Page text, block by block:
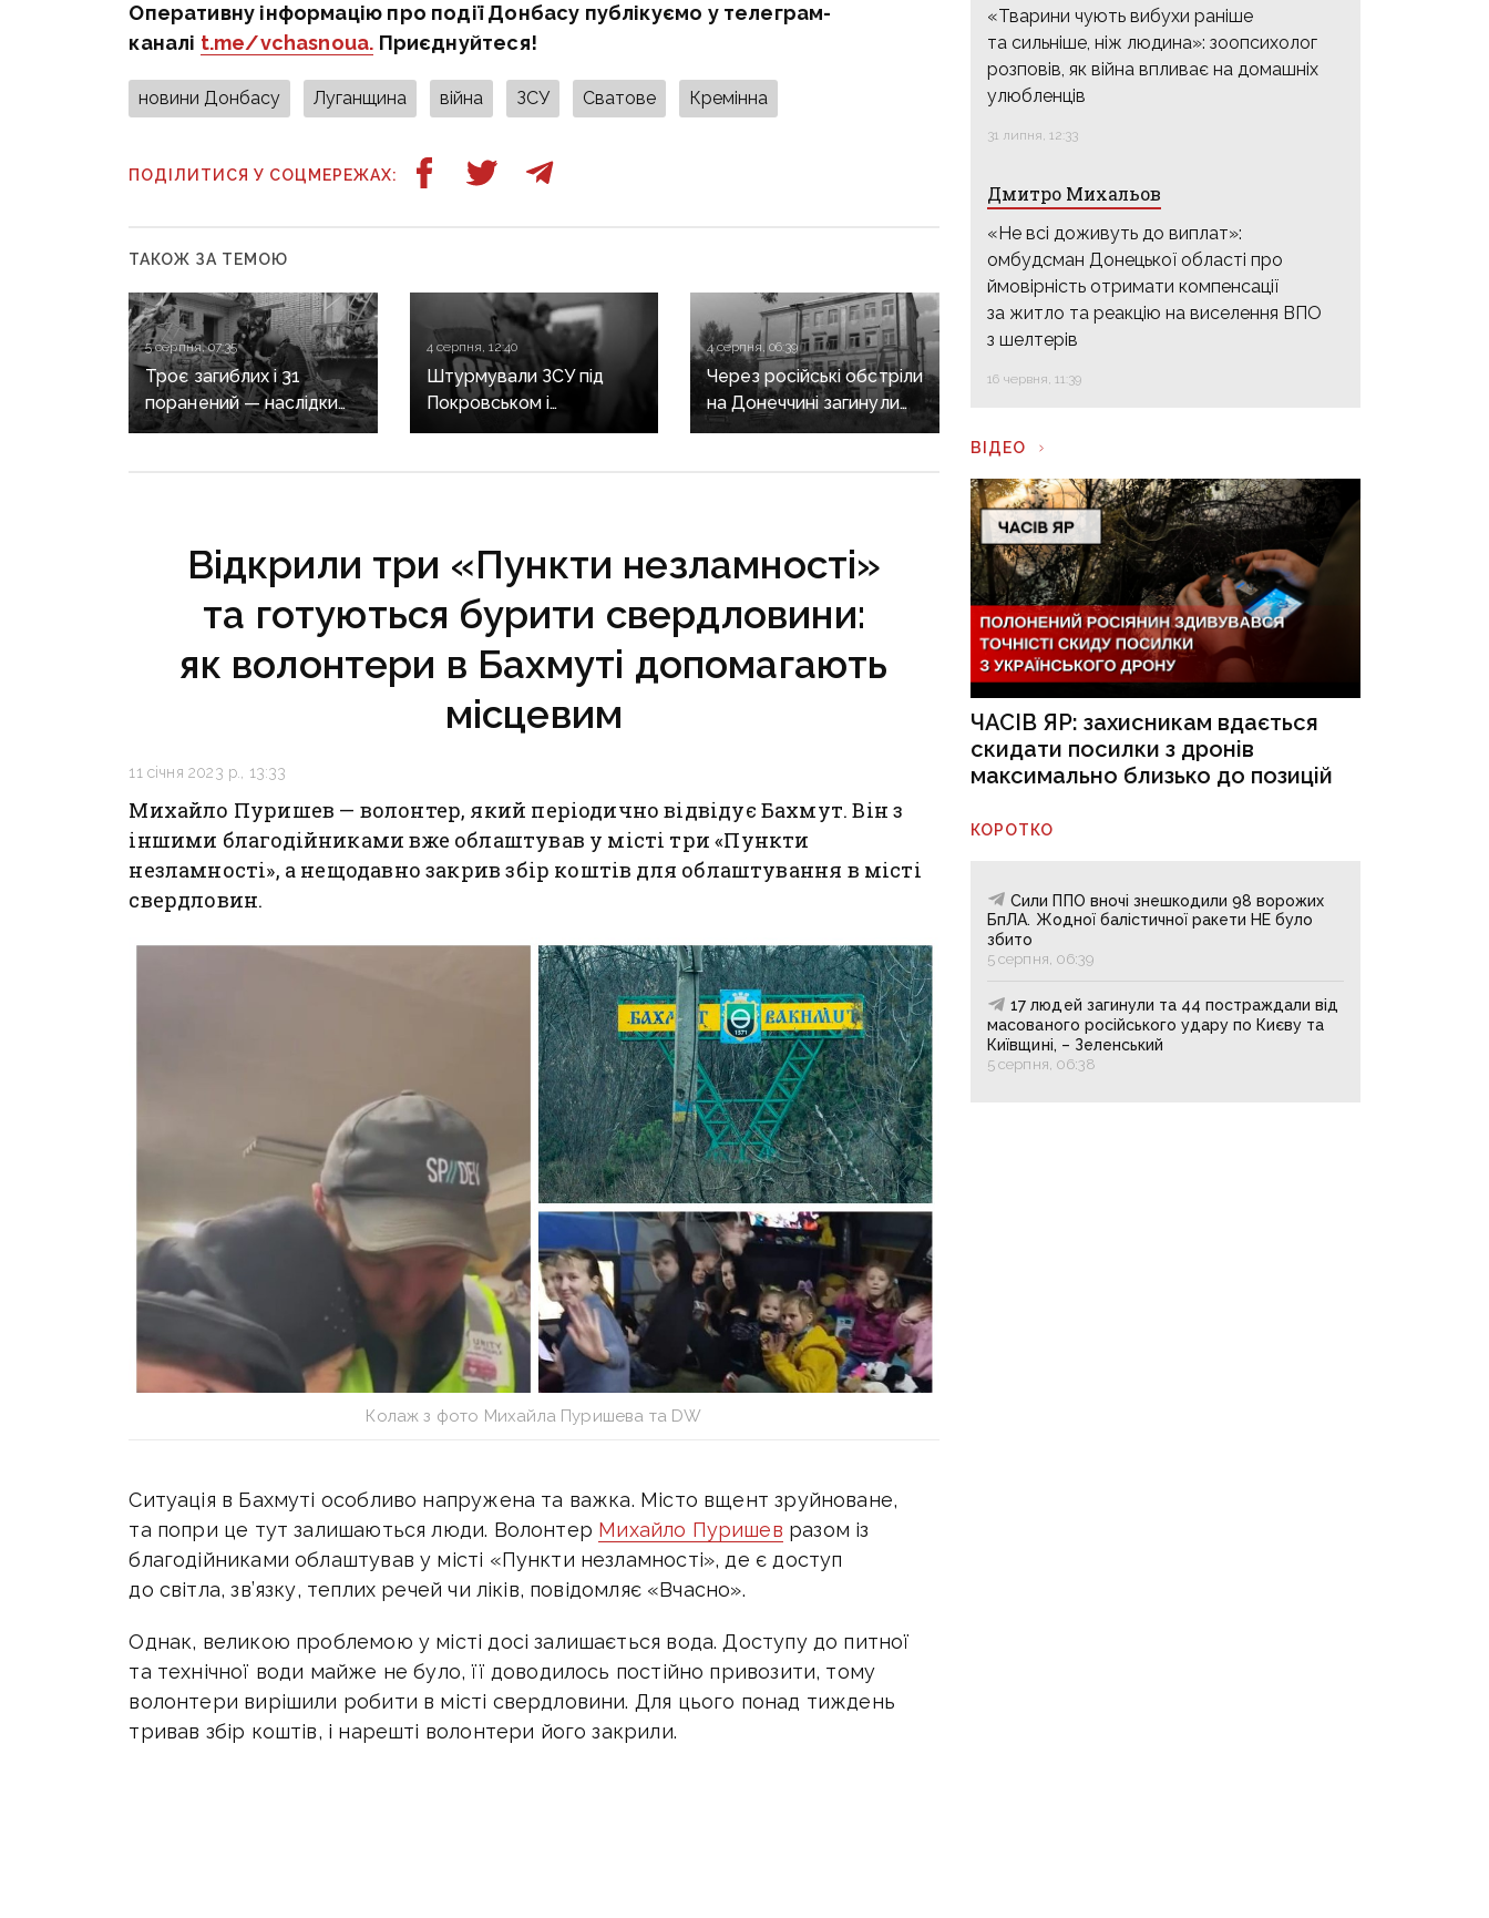
Оперативну інформацію про події Донбасу публікуємо у телеграм-
каналі t.me/vchasnoua. Приєднуйтеся!
новини Донбасу Луганщина війна ЗСУ Сватове Кремінна
ПОДІЛИТИСЯ У СОЦМЕРЕЖАХ:
ТАКОЖ ЗА ТЕМОЮ
5 серпня, 07:35
Троє загиблих і 31
поранений — наслідки
масованих обстрілів
4 серпня, 12:40
Штурмували ЗСУ під
Покровськом і
Костянтинівкою: по 15
4 серпня, 06:39
Через російські обстріли
на Донеччині загинули
дві людини, ще 8 —
Відкрили три «Пункти незламності»
та готуються бурити свердловини:
як волонтери в Бахмуті допомагають
місцевим
11 січня 2023 р., 13:33
Михайло Пуришев — волонтер, який періодично відвідує Бахмут. Він з
іншими благодійниками вже облаштував у місті три «Пункти
незламності», а нещодавно закрив збір коштів для облаштування в місті
свердловин.
Колаж з фото Михайла Пуришева та DW
Ситуація в Бахмуті особливо напружена та важка. Місто вщент зруйноване,
та попри це тут залишаються люди. Волонтер Михайло Пуришев разом із
благодійниками облаштував у місті «Пункти незламності», де є доступ
до світла, зв’язку, теплих речей чи ліків, повідомляє «Вчасно».
Однак, великою проблемою у місті досі залишається вода. Доступу до питної
та технічної води майже не було, її доводилось постійно привозити, тому
волонтери вирішили робити в місті свердловини. Для цього понад тиждень
тривав збір коштів, і нарешті волонтери його закрили.
«Тварини чують вибухи раніше
та сильніше, ніж людина»: зоопсихолог
розповів, як війна впливає на домашніх
улюбленців
31 липня, 12:33
Дмитро Михальов
«Не всі доживуть до виплат»:
омбудсман Донецької області про
ймовірність отримати компенсації
за житло та реакцію на виселення ВПО
з шелтерів
16 червня, 11:39
ВІДЕО
ЧАСІВ ЯР: захисникам вдається
скидати посилки з дронів
максимально близько до позицій
КОРОТКО
Сили ППО вночі знешкодили 98 ворожих
БпЛА. Жодної балістичної ракети НЕ було
збито
5 серпня, 06:39
17 людей загинули та 44 постраждали від
масованого російського удару по Києву та
Київщині, – Зеленський
5 серпня, 06:38